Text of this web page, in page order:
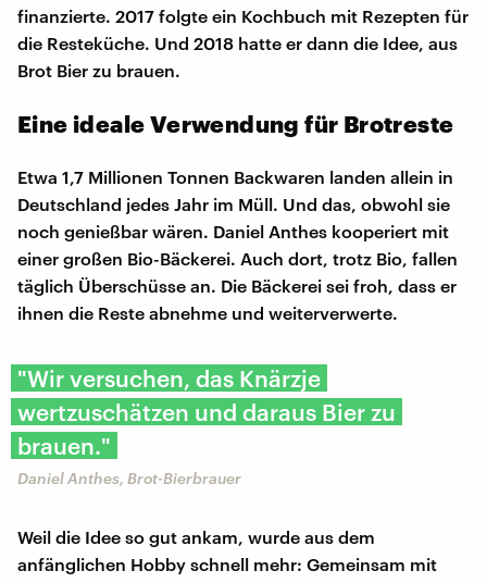
finanzierte. 2017 folgte ein Kochbuch mit Rezepten für
die Resteküche. Und 2018 hatte er dann die Idee, aus
Brot Bier zu brauen.
Eine ideale Verwendung für Brotreste
Etwa 1,7 Millionen Tonnen Backwaren landen allein in
Deutschland jedes Jahr im Müll. Und das, obwohl sie
noch genießbar wären. Daniel Anthes kooperiert mit
einer großen Bio-Bäckerei. Auch dort, trotz Bio, fallen
täglich Überschüsse an. Die Bäckerei sei froh, dass er
ihnen die Reste abnehme und weiterverwerte.
"Wir versuchen, das Knärzje
wertzuschätzen und daraus Bier zu
brauen."
Daniel Anthes, Brot-Bierbrauer
Weil die Idee so gut ankam, wurde aus dem
anfänglichen Hobby schnell mehr: Gemeinsam mit